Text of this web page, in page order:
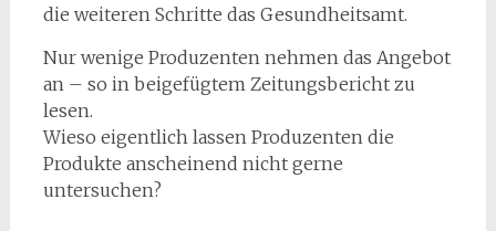
die weiteren Schritte das Gesundheitsamt.
Nur wenige Produzenten nehmen das Angebot
an – so in beigefügtem Zeitungsbericht zu
lesen.
Wieso eigentlich lassen Produzenten die
Produkte anscheinend nicht gerne
untersuchen?